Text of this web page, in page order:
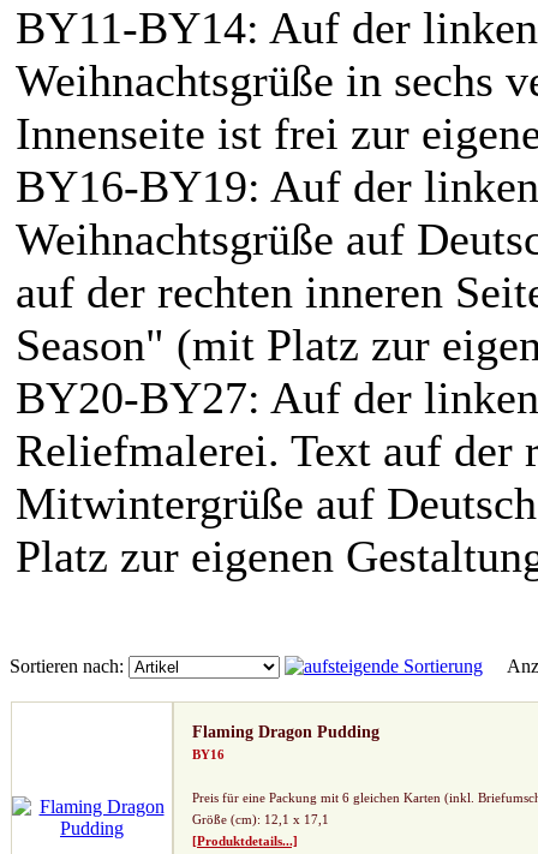
BY11-BY14: Auf der
Weihnachtsgrüße in sechs
Innenseite ist frei zur
BY16-BY19: Auf der
Weihnachtsgrüße auf
auf der rechten inneren
Season" (mit Platz zur
BY20-BY27: Auf der
Reliefmalerei. Text auf der
Mitwintergrüße auf
Platz zur eigenen
Sortieren nach:
Flaming Dragon Pudding
BY16
Preis für eine Packung mit 6 gleichen Karten (inkl.
Größe (cm): 12,1 x 17,1
[Produktdetails...]